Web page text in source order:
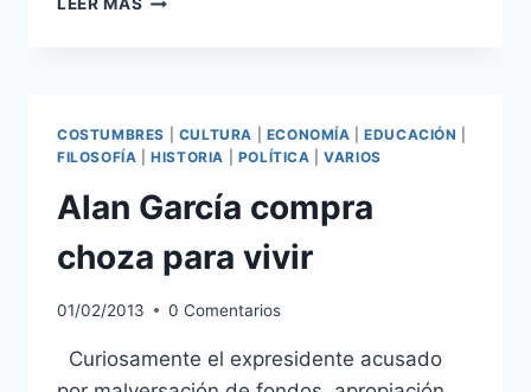
LEER MÁS
COSTUMBRES CULTURA ECONOMÍA |EDUCACIÓN
FILOSOFÍA |HISTORIA POLÍTICA |VARIOS
Alan García compra
choza para vivir
01/02/2013 0 Comentarios
Curiosamente el expresidente acusado